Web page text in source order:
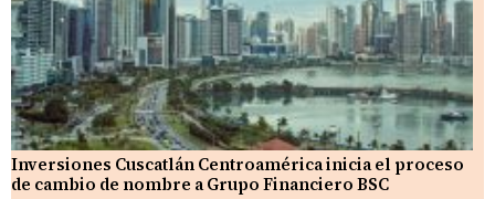
Inversiones Cuscatlán Centroamérica inicia el proceso
de cambio de nombre a Grupo Financiero BSC